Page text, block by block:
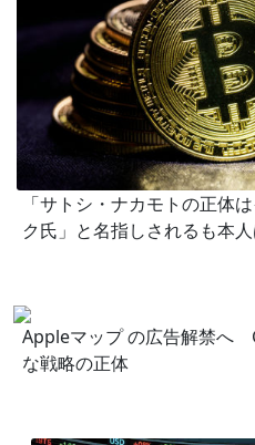
「サトシ・ナカモトの正体
ク氏」と名指しされるも本
Appleマップ の広告解禁へ
な戦略の正体